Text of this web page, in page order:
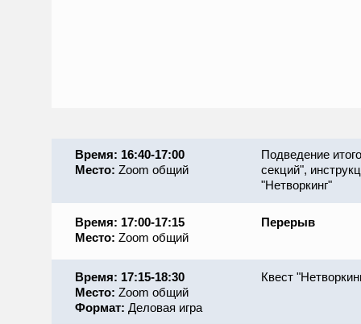
Время: 16:40-17:00
Место: Zoom общий
Подведение
секций",
"Нетворкинг"
Время: 17:00-17:15
Место: Zoom общий
Перерыв
Время: 17:15-18:30
Место: Zoom общий
Формат: Деловая игра
Квест